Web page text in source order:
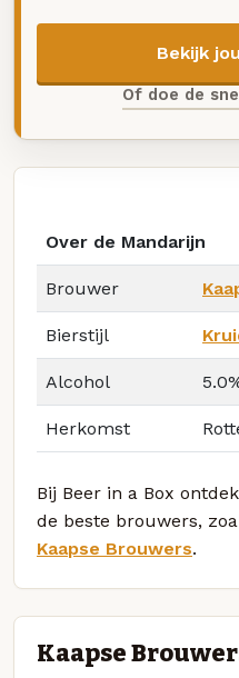
Bekijk
Of doe de
Over de Mandarijn
Brouwer
Bierstijl
Alcohol
Herkomst
Bij Beer in a Box
de beste brouwers,
Kaapse Brouwers.
Kaapse